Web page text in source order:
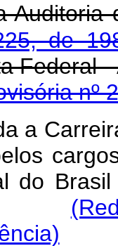
de
nº
a
do Brasil